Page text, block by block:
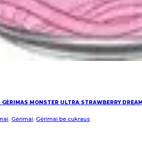
MONSTER ULTRA STRAWBERRY
, Gėrimai, Gėrimai be cukraus